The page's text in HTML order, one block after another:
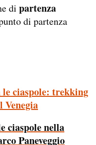
di partenza
di partenza
le ciaspole: trekking
Venegia
ciaspole nella
Paneveggio